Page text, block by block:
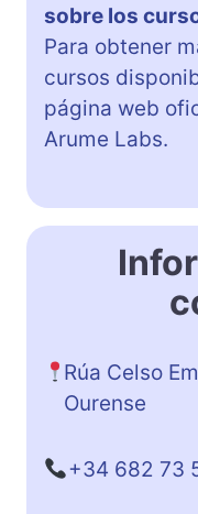
sobre los
Para obtener
cursos
página web
Arume Labs.
Rúa Celso
Ourense
+34 682 73